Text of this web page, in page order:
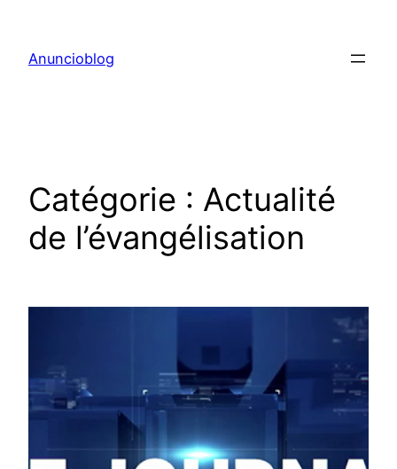
contenu
Anuncioblog
Catégorie : Actualité
de l’évangélisation